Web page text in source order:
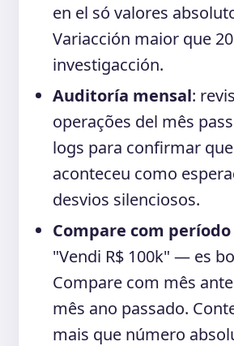
en el só valores
Variacción maior que
investigacción.
Auditoría mensal:
operações del mês
logs para confirmar
aconteceu como
desvios silenciosos.
Compare com
"Vendi R$ 100k" — es
Compare com mês
mês ano passado.
mais que número